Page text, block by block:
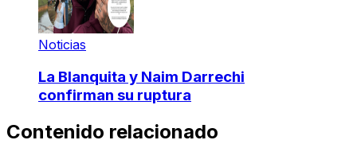
Noticias
La Blanquita y Naim Darrechi
confirman su ruptura
Contenido relacionado